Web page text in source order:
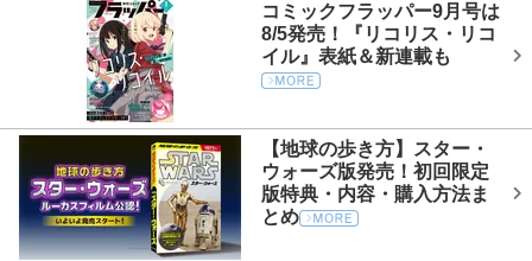
コミックフラッパー9月号は
8/5発売！『リコリス・リコ
イル』表紙＆新連載も
【地球の歩き方】スター・
ウォーズ版発売！初回限定
版特典・内容・購入方法ま
とめ